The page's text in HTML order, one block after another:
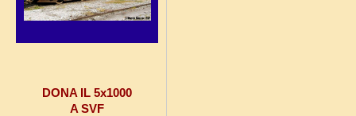
DONA IL 5x1000
A SVF